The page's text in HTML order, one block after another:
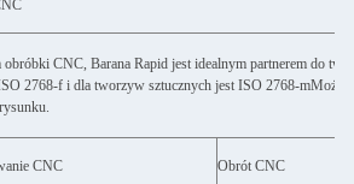
CNC, Barana Rapid jest idealnym partnerem do
2768-f i dla tworzyw sztucznych jest ISO 2768-
CNC Obrót CNC